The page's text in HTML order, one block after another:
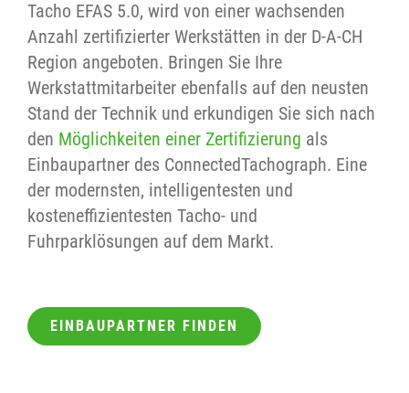
Tacho EFAS 5.0, wird von einer wachsenden
Anzahl zertifizierter Werkstätten in der D-A-CH
Region angeboten. Bringen Sie Ihre
Werkstattmitarbeiter ebenfalls auf den neusten
Stand der Technik und erkundigen Sie sich nach
den Möglichkeiten einer Zertifizierung als
Einbaupartner des ConnectedTachograph. Eine
der modernsten, intelligentesten und
kosteneffizientesten Tacho- und
Fuhrparklösungen auf dem Markt.
EINBAUPARTNER FINDEN